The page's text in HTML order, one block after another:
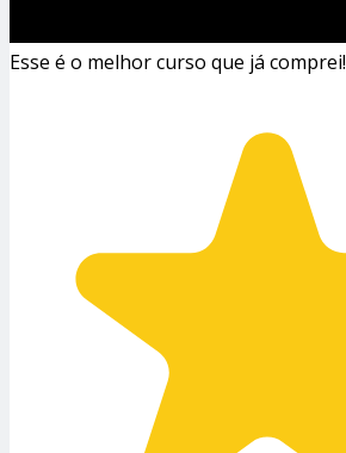
Esse é o melhor curso que já comprei!